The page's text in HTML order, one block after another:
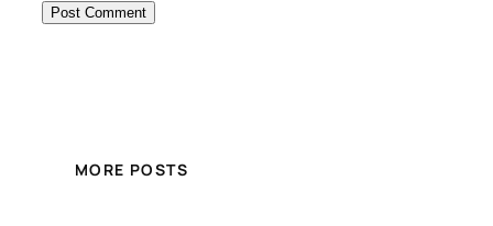
MORE POSTS